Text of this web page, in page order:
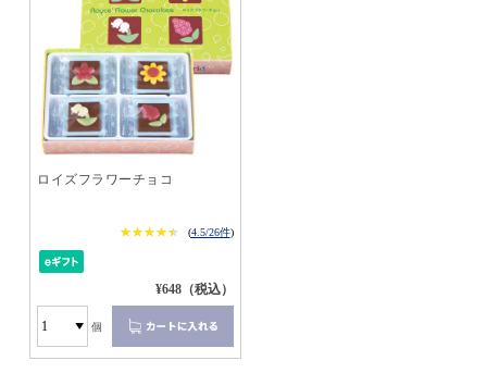
ロイズフラワーチョコ
★★★★★
★★★★★ (4.5/26件)
¥648（税込）
個